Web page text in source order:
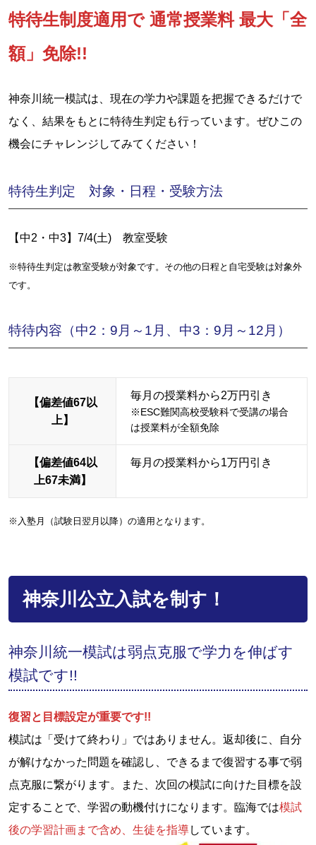
特待生制度適用で 通常授業料 最大「全
額」免除!!
神奈川統一模試は、現在の学力や課題を把握できるだけで
なく、結果をもとに特待生判定も行っています。ぜひこの
機会にチャレンジしてみてください！
特待生判定 対象・日程・受験方法
【中2・中3】7/4(土) 教室受験
※特待生判定は教室受験が対象です。その他の日程と自宅受験は対象外
です。
特待内容（中2：9月～1月、中3：9月～12月）
【偏差値67以
上】
毎月の授業料から2万円引き
※ESC難関高校受験科で受講の場合
は授業料が全額免除
【偏差値64以
上67未満】
毎月の授業料から1万円引き
※入塾月（試験日翌月以降）の適用となります。
神奈川公立入試を制す！
神奈川統一模試は弱点克服で学力を伸ばす
模試です!!
復習と目標設定が重要です!!
模試は「受けて終わり」ではありません。返却後に、自分
が解けなかった問題を確認し、できるまで復習する事で弱
点克服に繋がります。また、次回の模試に向けた目標を設
定することで、学習の動機付けになります。臨海では模試
後の学習計画まで含め、生徒を指導しています。